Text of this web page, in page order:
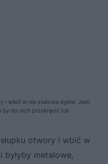
i wbić w nie stalowe dyble. Jeśli
by do nich przykręcić lub
otwory i wbić w
byłyby metalowe,